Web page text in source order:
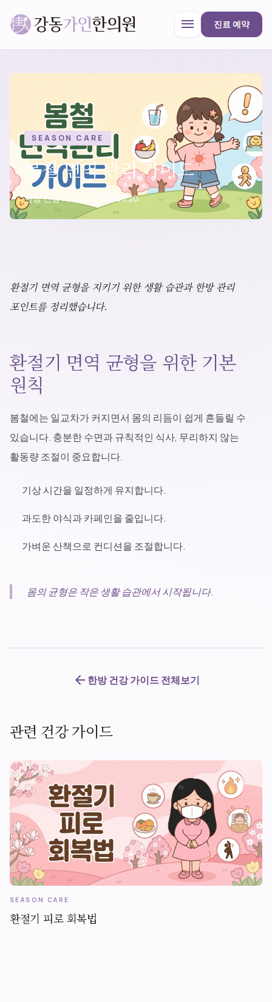
menu 진료 예약
강동가인한의원close
한의원 안내
진료과목
블로그
진료 예약
SEASON CARE
봄철 면역 관리 가이드
한방 건강 가이드 2026.03.20.
환절기 면역 균형을 지키기 위한 생활 습관과 한방 관리
포인트를 정리했습니다.
환절기 면역 균형을 위한 기본
원칙
봄철에는 일교차가 커지면서 몸의 리듬이 쉽게 흔들릴 수
있습니다. 충분한 수면과 규칙적인 식사, 무리하지 않는
활동량 조절이 중요합니다.
기상 시간을 일정하게 유지합니다.
과도한 야식과 카페인을 줄입니다.
가벼운 산책으로 컨디션을 조절합니다.
몸의 균형은 작은 생활 습관에서 시작됩니다.
arrow_back 한방 건강 가이드 전체보기
관련 건강 가이드
SEASON CARE
환절기 피로 회복법